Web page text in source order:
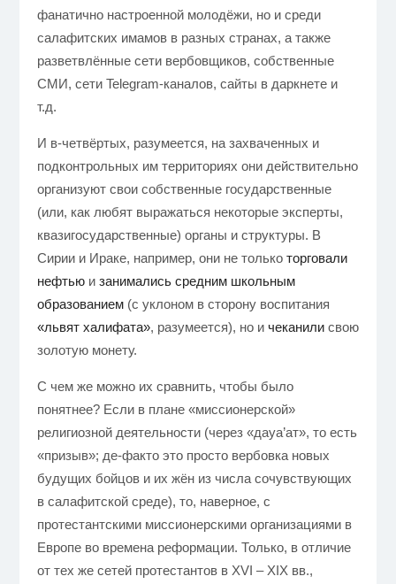
фанатично настроенной молодёжи, но и среди
салафитских имамов в разных странах, а также
разветвлённые сети вербовщиков, собственные
СМИ, сети Telegram-каналов, сайты в даркнете и
т.д.
И в-четвёртых, разумеется, на захваченных и
подконтрольных им территориях они действительно
организуют свои собственные государственные
(или, как любят выражаться некоторые эксперты,
квазигосударственные) органы и структуры. В
Сирии и Ираке, например, они не только торговали
нефтьюи занимались средним школьным
образованием(с уклоном в сторону воспитания
«львят халифата», разумеется), но и чеканилисвою
золотую монету.
С чем же можно их сравнить, чтобы было
понятнее? Если в плане «миссионерской»
религиозной деятельности (через «дауа’ат», то есть
«призыв»; де-факто это просто вербовка новых
будущих бойцов и их жён из числа сочувствующих
в салафитской среде), то, наверное, с
протестантскими миссионерскими организациями в
Европе во времена реформации. Только, в отличие
от тех же сетей протестантов в XVI – XIX вв.,